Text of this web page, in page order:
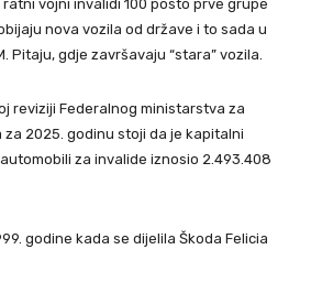
vojni invalidi 100 posto prve grupe
nova vozila od države i to sada u
Pitaju, gdje završavaju “stara” vozila.
reviziji Federalnog ministarstva za
2025. godinu stoji da je kapitalni
za invalide iznosio 2.493.408
godine kada se dijelila Škoda Felicia